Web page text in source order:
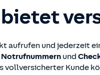
aufrufen und jederzeit
Notrufnummern und
Kunde